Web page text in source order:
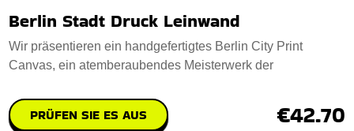
Berlin Stadt Druck Leinwand
Wir präsentieren ein handgefertigtes Berlin City Print
Canvas, ein atemberaubendes Meisterwerk der
PRÜFEN SIE ES AUS €42.70